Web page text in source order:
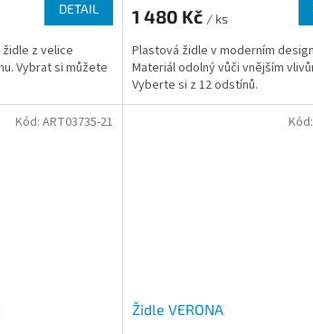
DETAIL
z velice
Vybrat si můžete
1 480 Kč / ks
Plastová židle v moderním
Materiál odolný vůči vnějším
Vyberte si z 12 odstínů.
Kód: ART03735-21
Židle VERONA
Kód: